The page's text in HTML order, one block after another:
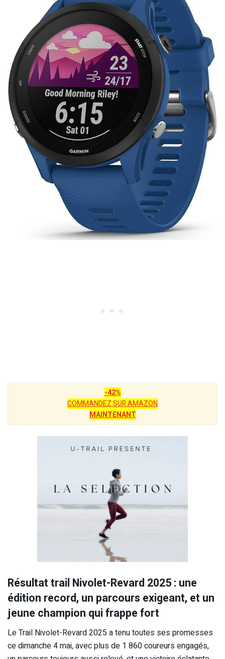
-42%
COMMANDEZ SUR AMAZON
MAINTENANT
Résultat trail Nivolet-Revard 2025 : une
édition record, un parcours exigeant, et un
jeune champion qui frappe fort
Le Trail Nivolet-Revard 2025 a tenu toutes ses promesses
ce dimanche 4 mai, avec plus de 1 860 coureurs engagés,